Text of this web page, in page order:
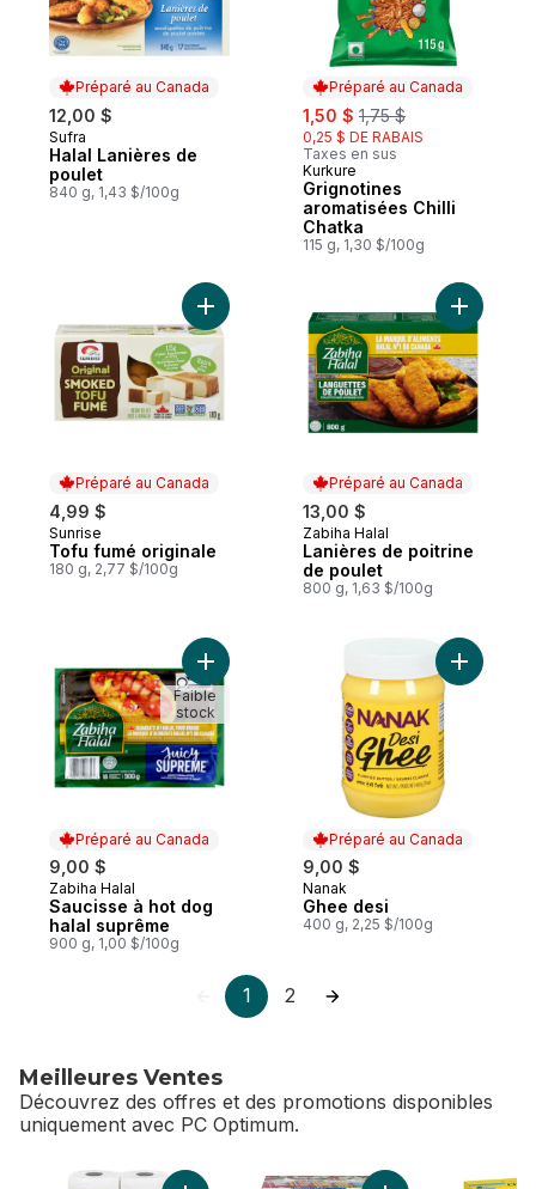
Préparé au Canada
12,00 $
Préparé au Canada
Sufra
Halal Lanières de
poulet
840 g, 1,43 $/100g
Préparé au Canada
sale:
1,50 $ , formerly:
1,75 $
0,25 $ DE RABAIS
Taxes en sus
Préparé au Canada
Kurkure
Grignotines
aromatisées Chilli
Chatka
115 g, 1,30 $/100g
Préparé au Canada
4,99 $
Préparé au Canada
Sunrise
Tofu fumé originale
180 g, 2,77 $/100g
Ajouter Tofu fumé originale au panier
Préparé au Canada
13,00 $
Préparé au Canada
Zabiha Halal
Lanières de poitrine
de poulet
800 g, 1,63 $/100g
Ajouter
Préparé au Canada
9,00 $
Préparé au Canada
Zabiha Halal
Saucisse à hot dog
halal suprême
900 g, 1,00 $/100g
Ajouter Saucisse à hot dog halal
Faible
stock
Préparé au Canada
9,00 $
Préparé au Canada
Nanak
Ghee desi
400 g, 2,25 $/100g
Ajouter
1 2
Meilleures Ventes
Découvrez des offres et des promotions disponibles
uniquement avec PC Optimum.
sauter Meilleures Ventes